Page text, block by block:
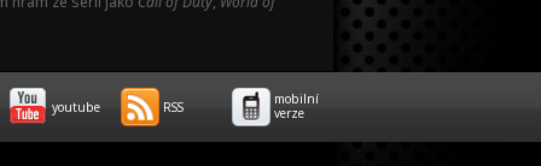
youtube RSS
mobilní
verze